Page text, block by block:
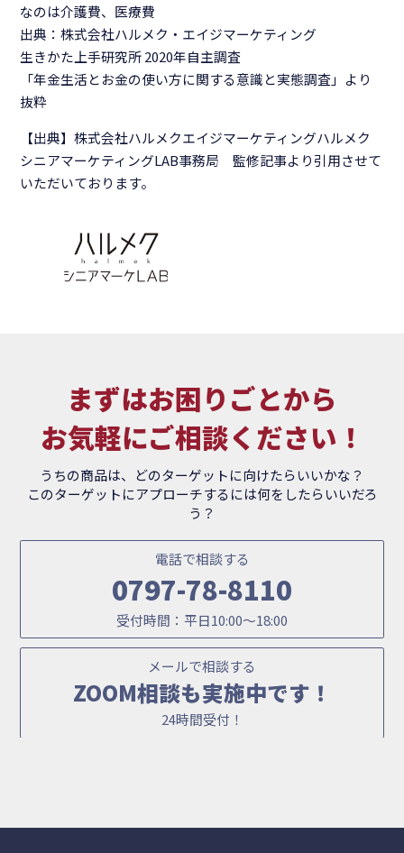
なのは介護費、医療費
出典：株式会社ハルメク・エイジマーケティング
生きかた上手研究所 2020年自主調査
「年金生活とお金の使い方に関する意識と実態調査」より
抜粋
【出典】株式会社ハルメクエイジマーケティングハルメク
シニアマーケティングLAB事務局 監修記事より引用させて
いただいております。
まずはお困りごとから
お気軽にご相談ください！
うちの商品は、どのターゲットに向けたらいいかな？
このターゲットにアプローチするには何をしたらいいだろ
う？
電話で相談する
0797-78-8110
受付時間：平日10:00～18:00
メールで相談する
ZOOM相談も実施中です！
24時間受付！